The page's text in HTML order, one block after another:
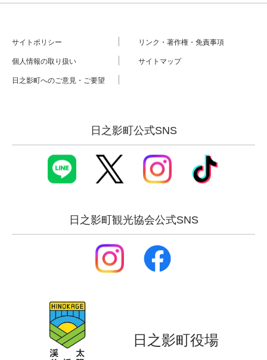
サイトポリシー リンク・著作権・免責事項
個人情報の取り扱い サイトマップ
日之影町へのご意見・ご要望
日之影町公式SNS
日之影町観光協会公式SNS
日之影町役場